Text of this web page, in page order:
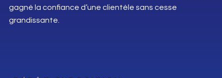
gagné la confiance d’une clientèle sans cesse
grandissante.